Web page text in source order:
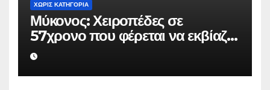
ΧΩΡΊΣ ΚΑΤΗΓΟΡΊΑ
Μύκονος: Χειροπέδες σε
57χρονο που φέρεται να εκβίαζε
επιχείρηση για να «θάψει»
ψευδείς καταγγελίες – Η παγίδα
που του έστησε η ΕΛ.ΑΣ.